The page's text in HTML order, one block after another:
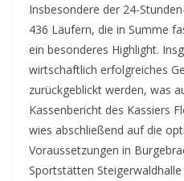
Insbesondere der 24-
436 Läufern, die in Summe
ein besonderes Highlight.
wirtschaftlich erfolgreiches
zurückgeblickt werden, was
Kassenbericht des Kassiers
wies abschließend auf die
Voraussetzungen in
Sportstätten